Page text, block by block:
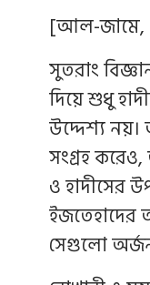
[আল-জামে,
সুতরাং
দিয়ে শুধু
উদ্দেশ্য
সংগ্রহ
ও হাদীসের
ইজতেহাদের
সেগুলো